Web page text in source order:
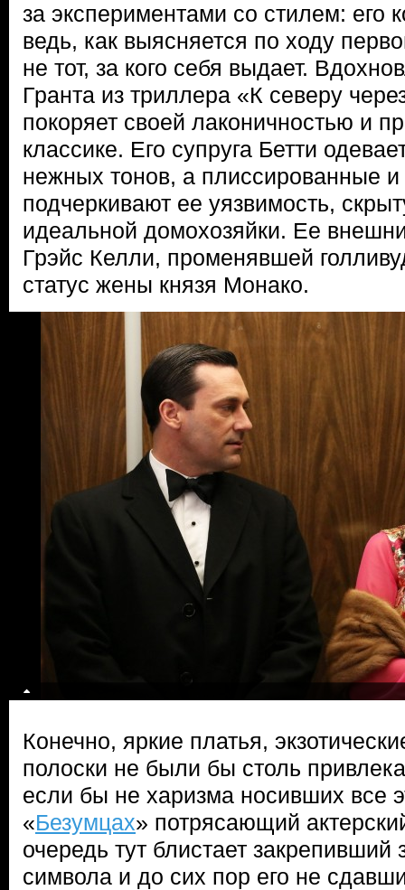
за экспериментами со стилем:
ведь, как выясняется по ходу
не тот, за кого себя выдает.
Гранта из триллера «К северу
покоряет своей лаконичностью и
классике. Его супруга Бетти
нежных тонов, а плиссированные
подчеркивают ее уязвимость,
идеальной домохозяйки. Ее
Грэйс Келли, променявшей
статус жены князя Монако.
Конечно, яркие платья,
полоски не были бы столь
если бы не харизма носивших все
«Безумцах» потрясающий
очередь тут блистает закрепивший
символа и до сих пор его не